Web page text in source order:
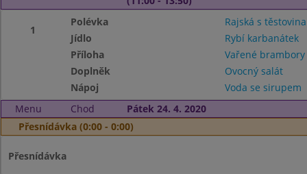
1
Polévka
Rajská s
Jídlo
Rybí karbanátek
Příloha
Vařené
Doplněk
Ovocný salát
Nápoj
Voda se sirupem
Menu
Chod
Pátek 24. 4. 2020
Přesnídávka (0:00 - 0:00)
Přesnídávka